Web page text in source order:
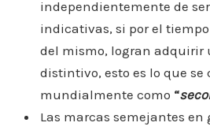
independientemente de
indicativas, si por el
del mismo, logran adquirir
distintivo, esto es lo que se
mundialmente como “
Las marcas semejantes en